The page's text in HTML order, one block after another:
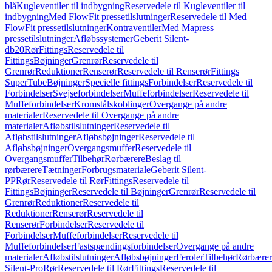
blåKugleventiler til indbygningReservedele til Kugleventiler til
indbygningMed FlowFit pressetilslutningerReservedele til Med
FlowFit pressetilslutningerKontraventilerMed Mapress
pressetilslutningerAfløbssystemerGeberit Silent-
db20RørFittingsReservedele til
FittingsBøjningerGrenrørReservedele til
GrenrørReduktionerRenserørReservedele til RenserørFittings
SuperTubeBøjningerSpecielle fittingsForbindelserReservedele til
ForbindelserSvejseforbindelserMuffeforbindelserReservedele til
MuffeforbindelserKromstålskoblingerOvergange på andre
materialerReservedele til Overgange på andre
materialerAfløbstilslutningerReservedele til
AfløbstilslutningerAfløbsbøjningerReservedele til
AfløbsbøjningerOvergangsmufferReservedele til
OvergangsmufferTilbehørRørbærereBeslag til
rørbærereTætningerForbrugsmaterialeGeberit Silent-
PPRørReservedele til RørFittingsReservedele til
FittingsBøjningerReservedele til BøjningerGrenrørReservedele til
GrenrørReduktionerReservedele til
ReduktionerRenserørReservedele til
RenserørForbindelserReservedele til
ForbindelserMuffeforbindelserReservedele til
MuffeforbindelserFastspændingsforbindelserOvergange på andre
materialerAfløbstilslutningerAfløbsbøjningerFerolerTilbehør
Silent-ProRørReservedele til RørFittingsReservedele til